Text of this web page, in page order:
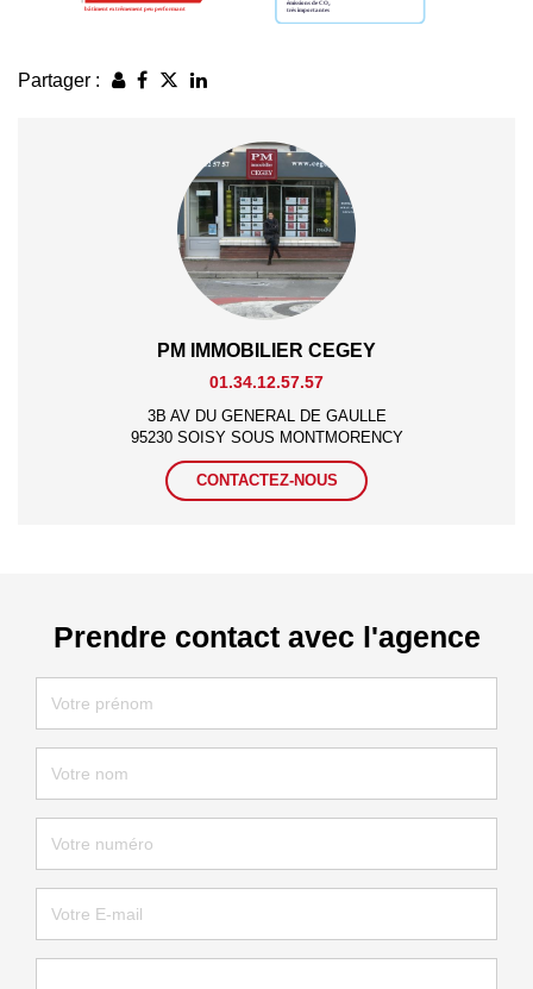
Partager :
PM IMMOBILIER CEGEY
01.34.12.57.57
3B AV DU GENERAL DE GAULLE
95230 SOISY SOUS MONTMORENCY
CONTACTEZ-NOUS
Prendre contact avec l'agence